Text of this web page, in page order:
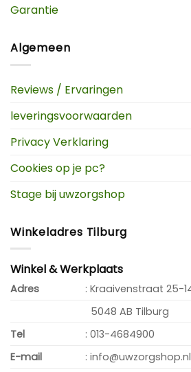
Garantie
Algemeen
Reviews / Ervaringen
leveringsvoorwaarden
Privacy Verklaring
Cookies op je pc?
Stage bij uwzorgshop
Winkeladres Tilburg
Winkel & Werkplaats
Adres
: Kraaivenstraat 25-
5048 AB Tilburg
Tel
: 013-4684900
E-mail
: info@uwzorgshop.nl